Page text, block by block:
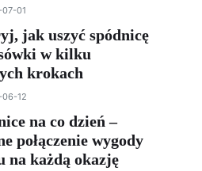
01
jak uszyć spódnicę
w kilku
krokach
12
na co dzień –
połączenie wygody
na każdą okazję